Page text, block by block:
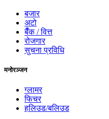
बजार
अटो
बैँक / वित्त
रोजगार
सुचना प्रविधि
मनोरञ्जन
ग्लामर
फिचर
हलिउड/बलिउड